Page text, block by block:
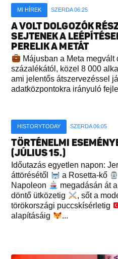
MI HÍREK SZERDA 06:25
A VOLT DOLGOZÓK
SEJTENEK A
PERELIK A METÁT
Májusban a Meta megvált
százalékától, közel 8 000
ami jelentős átszervezéssel
adatközpontokra irányuló
HISTORYTODAY SZERDA 06:05
TÖRTÉNELMI
(JÚLIUS 15.)
Időutazás egyetlen napon:
áttörésétől
a Rosetta-kő
Napoleon
megadásán át
döntő ütközetig
, sőt a
törökországi puccskísérletig
alapításáig
...